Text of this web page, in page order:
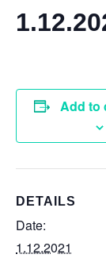
Add to
DETAILS
Date:
1.12.2021